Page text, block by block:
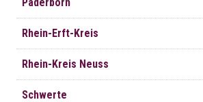
Rhein-Erft-Kreis
Rhein-Kreis Neuss
Schwerte